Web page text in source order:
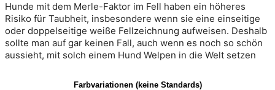
Hunde mit dem Merle-Faktor im Fell haben ein höheres
Risiko für Taubheit, insbesondere wenn sie eine einseitige
oder doppelseitige weiße Fellzeichnung aufweisen. Deshalb
sollte man auf gar keinen Fall, auch wenn es noch so schön
aussieht, mit solch einem Hund Welpen in die Welt setzen
Farbvariationen (keine Standards)